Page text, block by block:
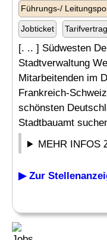
Führungs-/
Jobticket Tarifvertrag
[. .. ] Südwesten
Stadtverwaltung
Mitarbeitenden im
Frankreich-
schönsten
Stadtbauamt
MEHR INFOS
▶ Zur